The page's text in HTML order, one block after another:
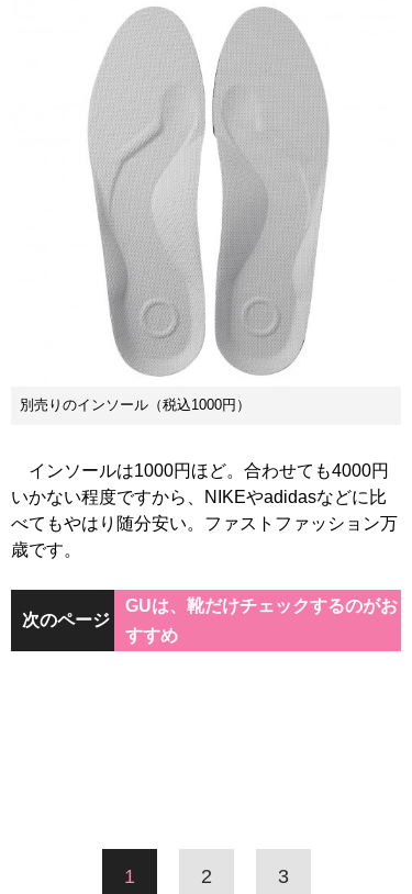
別売りのインソール（税込1000円）
インソールは1000円ほど。合わせても4000円
いかない程度ですから、NIKEやadidasなどに比
べてもやはり随分安い。ファストファッション万
歳です。
次のページ
GUは、靴だけチェックするのがお
すすめ
1 2 3